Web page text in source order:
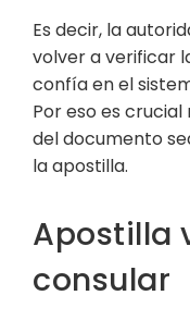
Es decir, la
volver a verificar
confía en el
Por eso es
del documento
la apostilla.
Apostilla
consular